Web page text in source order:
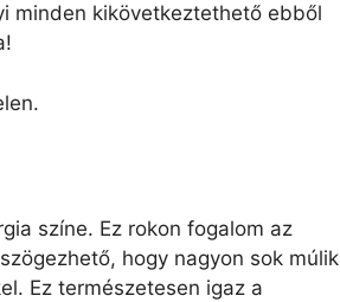
minden kikövetkeztethető ebből
színe. Ez rokon fogalom az
hogy nagyon sok múlik
Ez természetesen igaz a